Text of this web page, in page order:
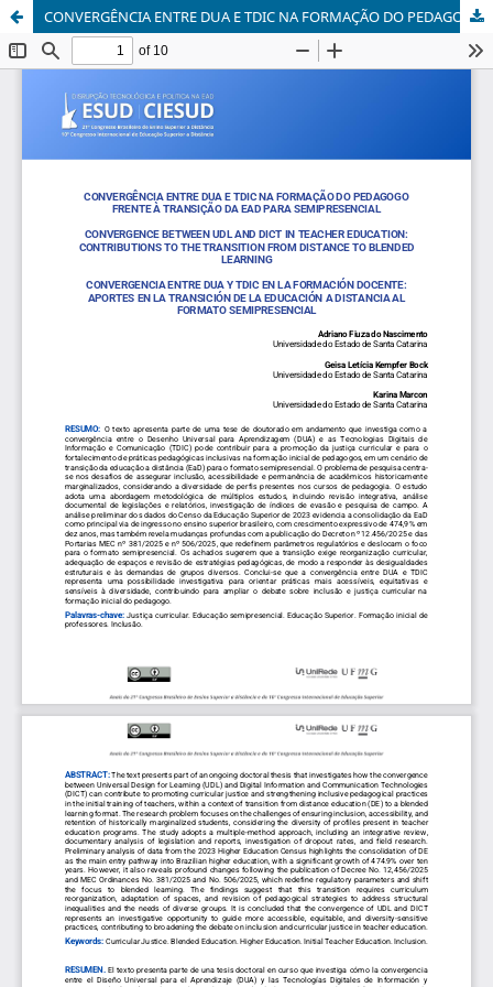
CONVERGÊNCIA ENTRE DUA E TDIC NA FORMAÇÃO DO PEDAGOGO FRENTE À TRANSIÇÃO DA EAD PARA SEMIPRESENCIAL